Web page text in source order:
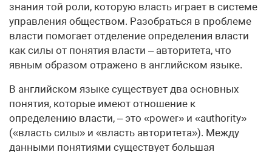
знания той роли, которую власть играет в системе
управления обществом. Разобраться в проблеме
власти помогает отделение определения власти
как силы от понятия власти – авторитета, что
явным образом отражено в английском языке.
В английском языке существует два основных
понятия, которые имеют отношение к
определению власти, – это «power» и «authority»
(«власть силы» и «власть авторитета»). Между
данными понятиями существует большая